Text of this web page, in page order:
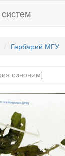
Гербарий МГУ